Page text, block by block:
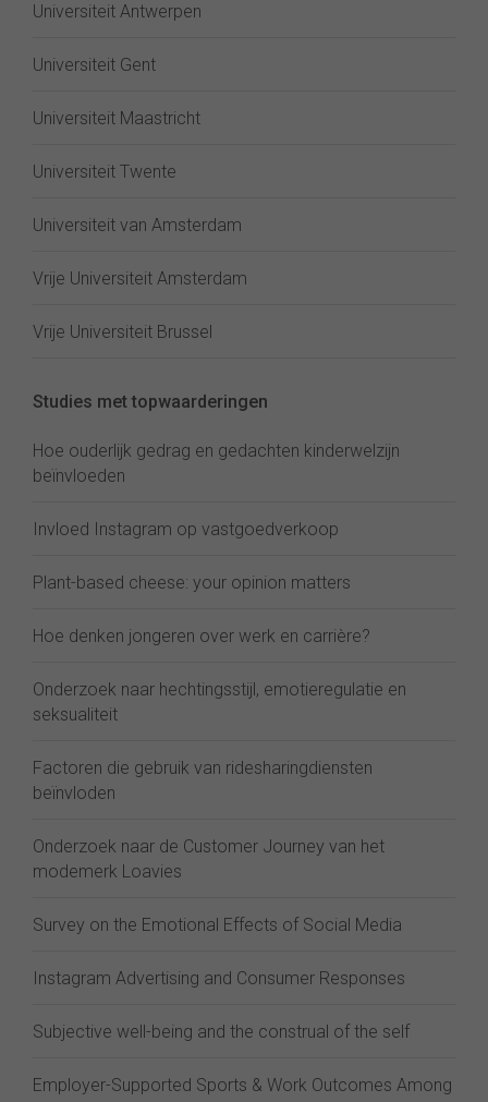
Universiteit Antwerpen
Universiteit Gent
Universiteit Maastricht
Universiteit Twente
Universiteit van Amsterdam
Vrije Universiteit Amsterdam
Vrije Universiteit Brussel
Studies met topwaarderingen
Hoe ouderlijk gedrag en gedachten kinderwelzijn
beïnvloeden
Invloed Instagram op vastgoedverkoop
Plant-based cheese: your opinion matters
Hoe denken jongeren over werk en carrière?
Onderzoek naar hechtingsstijl, emotieregulatie en
seksualiteit
Factoren die gebruik van ridesharingdiensten
beïnvloden
Onderzoek naar de Customer Journey van het
modemerk Loavies
Survey on the Emotional Effects of Social Media
Instagram Advertising and Consumer Responses
Subjective well-being and the construal of the self
Employer-Supported Sports & Work Outcomes Among